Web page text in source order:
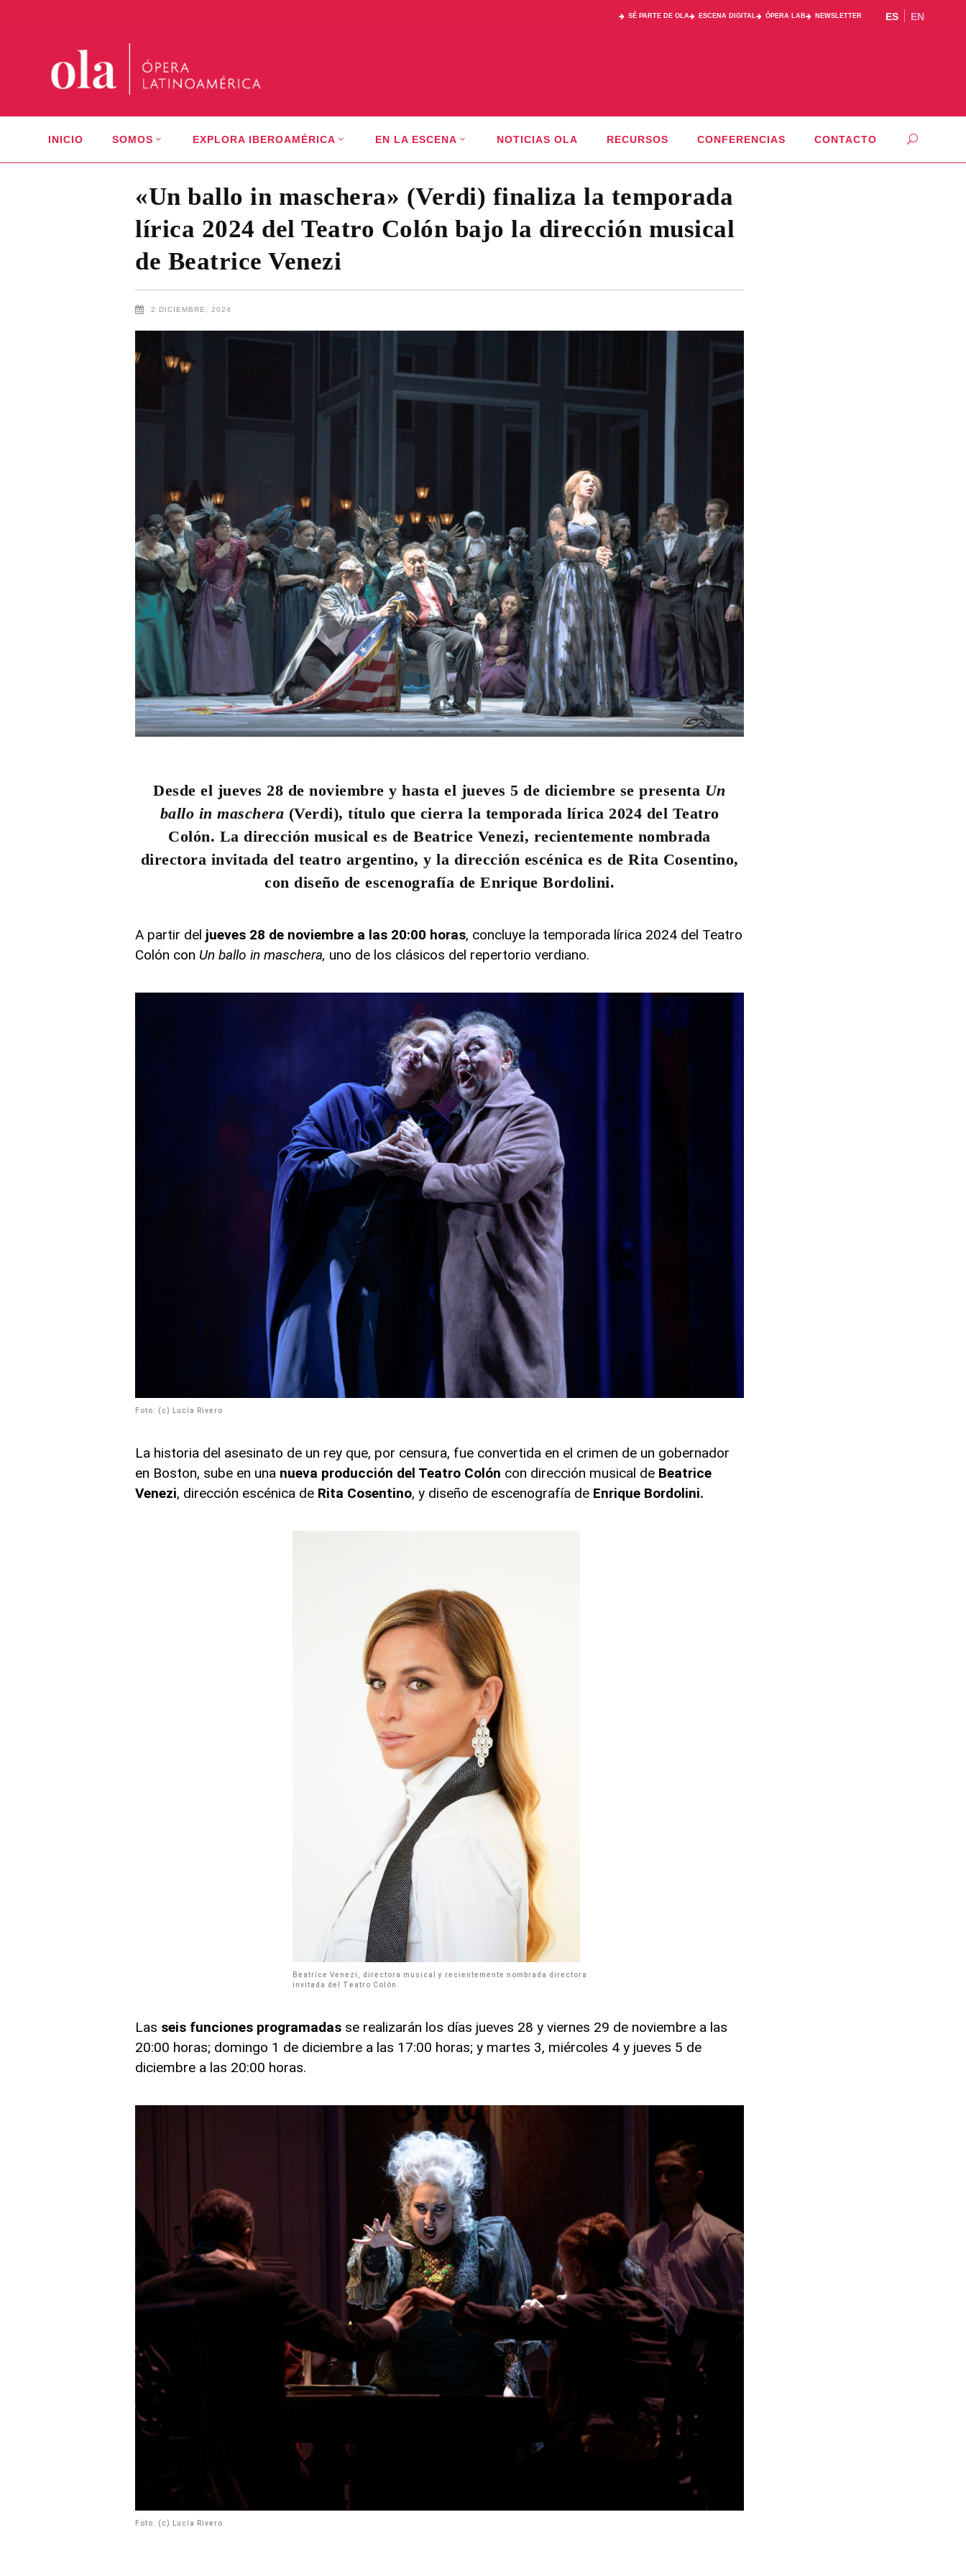
SÉ PARTE DE OLA ESCENA DIGITAL ÓPERA LAB NEWSLETTER ES EN
INICIO SOMOS EXPLORA IBEROAMÉRICA EN LA ESCENA NOTICIAS OLA RECURSOS CONFERENCIAS CONTACTO
«Un ballo in maschera» (Verdi) finaliza la temporada
lírica 2024 del Teatro Colón bajo la dirección musical
de Beatrice Venezi
2 DICIEMBRE, 2024
Desde el jueves 28 de noviembre y hasta el jueves 5 de diciembre se presenta Un
ballo in maschera (Verdi), título que cierra la temporada lírica 2024 del Teatro
Colón. La dirección musical es de Beatrice Venezi, recientemente nombrada
directora invitada del teatro argentino, y la dirección escénica es de Rita Cosentino,
con diseño de escenografía de Enrique Bordolini.
A partir del jueves 28 de noviembre a las 20:00 horas, concluye la temporada lírica 2024 del Teatro
Colón con Un ballo in maschera, uno de los clásicos del repertorio verdiano.
Foto: (c) Lucía Rivero
La historia del asesinato de un rey que, por censura, fue convertida en el crimen de un gobernador
en Boston, sube en una nueva producción del Teatro Colón con dirección musical de Beatrice
Venezi, dirección escénica de Rita Cosentino, y diseño de escenografía de Enrique Bordolini.
Beatrice Venezi, directora musical y recientemente nombrada directora
invitada del Teatro Colón.
Las seis funciones programadas se realizarán los días jueves 28 y viernes 29 de noviembre a las
20:00 horas; domingo 1 de diciembre a las 17:00 horas; y martes 3, miércoles 4 y jueves 5 de
diciembre a las 20:00 horas.
Foto: (c) Lucía Rivero